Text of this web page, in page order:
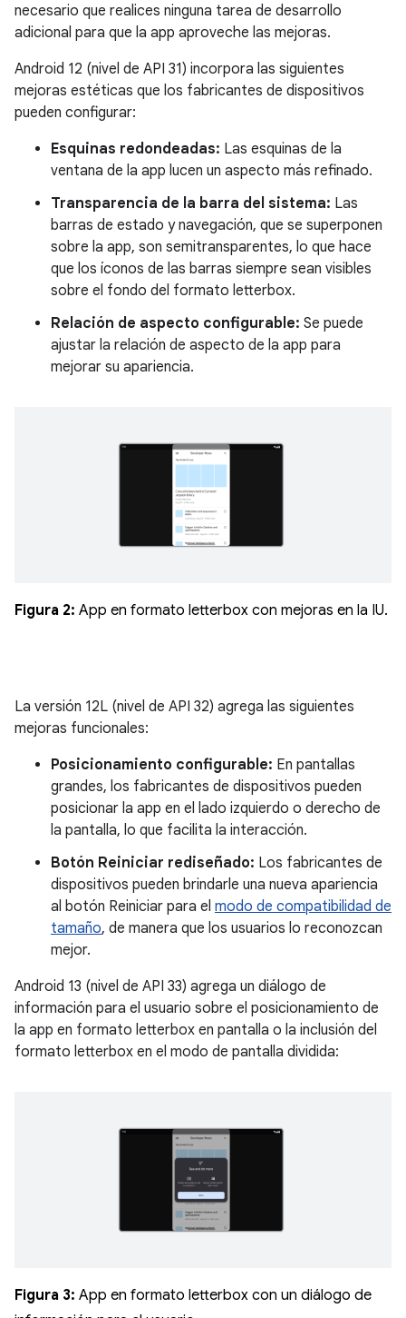
necesario que realices ninguna tarea de desarrollo
adicional para que la app aproveche las mejoras.
Android 12 (nivel de API 31) incorpora las siguientes
mejoras estéticas que los fabricantes de dispositivos
pueden configurar:
Esquinas redondeadas: Las esquinas de la
ventana de la app lucen un aspecto más refinado.
Transparencia de la barra del sistema: Las
barras de estado y navegación, que se superponen
sobre la app, son semitransparentes, lo que hace
que los íconos de las barras siempre sean visibles
sobre el fondo del formato letterbox.
Relación de aspecto configurable: Se puede
ajustar la relación de aspecto de la app para
mejorar su apariencia.
Figura 2: App en formato letterbox con mejoras en la IU.
La versión 12L (nivel de API 32) agrega las siguientes
mejoras funcionales:
Posicionamiento configurable: En pantallas
grandes, los fabricantes de dispositivos pueden
posicionar la app en el lado izquierdo o derecho de
la pantalla, lo que facilita la interacción.
Botón Reiniciar rediseñado: Los fabricantes de
dispositivos pueden brindarle una nueva apariencia
al botón Reiniciar para el modo de compatibilidad de
tamaño, de manera que los usuarios lo reconozcan
mejor.
Android 13 (nivel de API 33) agrega un diálogo de
información para el usuario sobre el posicionamiento de
la app en formato letterbox en pantalla o la inclusión del
formato letterbox en el modo de pantalla dividida:
Figura 3: App en formato letterbox con un diálogo de